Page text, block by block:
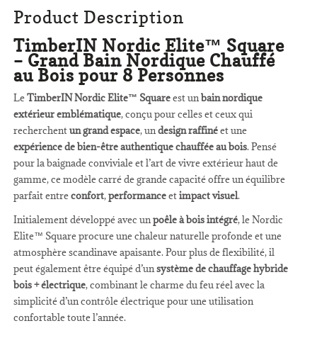
Product Description
TimberIN Nordic Elite™ Square
– Grand Bain Nordique Chauffé
au Bois pour 8 Personnes
LeTimberIN Nordic Elite™ Squareest unbain nordique
extérieur emblématique, conçu pour celles et ceux qui
recherchentun grand espace, undesign raffinéet une
expérience de bien-être authentique chauffée au bois. Pensé
pour la baignade conviviale et l’art de vivre extérieur haut de
gamme, ce modèle carré de grande capacité offre un équilibre
parfait entreconfort,performanceetimpact visuel.
Initialement développé avec unpoêle à bois intégré, le Nordic
Elite™ Square procure une chaleur naturelle profonde et une
atmosphère scandinave apaisante. Pour plus de flexibilité, il
peut également être équipé d’unsystème de chauffage hybride
bois + électrique, combinant le charme du feu réel avec la
simplicité d’un contrôle électrique pour une utilisation
confortable toute l’année.